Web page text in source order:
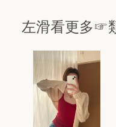
左滑看更多☞